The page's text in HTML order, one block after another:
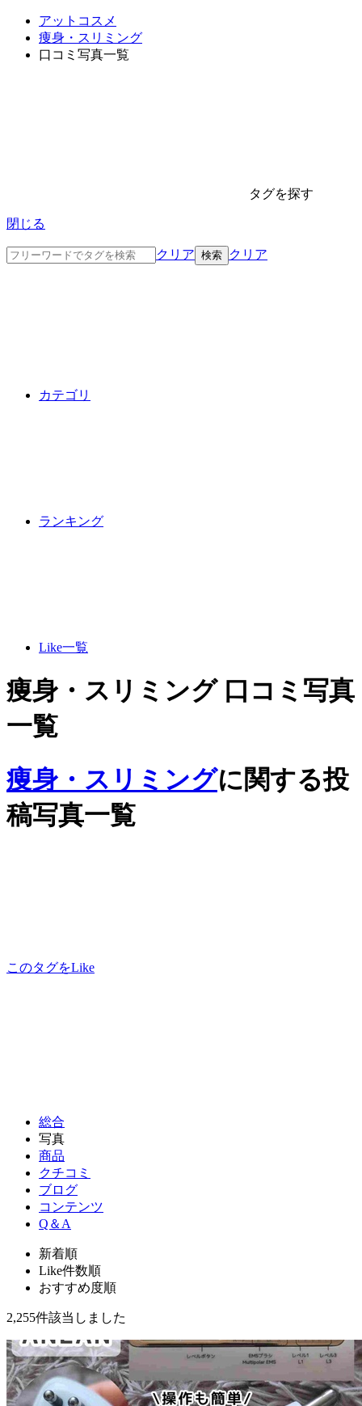
アットコスメ
痩身・スリミング
口コミ写真一覧
タグを探す
閉じる
クリア クリア
カテゴリ
ランキング
Like一覧
痩身・スリミング 口コミ写真
一覧
痩身・スリミングに関する投
稿写真一覧
このタグをLike
総合
写真
商品
クチコミ
ブログ
コンテンツ
Q＆A
新着順
Like件数順
おすすめ度順
2,255件該当しました